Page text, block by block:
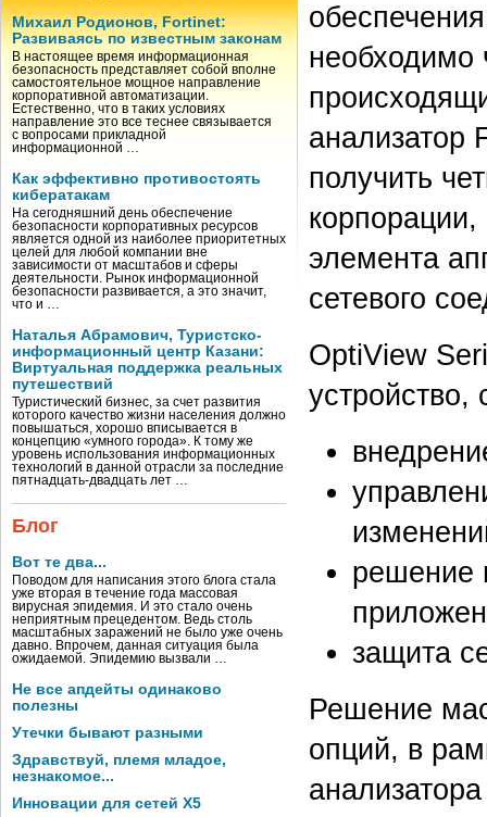
Михаил Родионов, Fortinet:
Развиваясь по известным законам
В настоящее время информационная
безопасность представляет собой вполне
самостоятельное мощное направление
корпоративной автоматизации.
Естественно, что в таких условиях
направление это все теснее связывается
с вопросами прикладной
информационной …
Как эффективно противостоять
кибератакам
На сегодняшний день обеспечение
безопасности корпоративных ресурсов
является одной из наиболее приоритетных
целей для любой компании вне
зависимости от масштабов и сферы
деятельности. Рынок информационной
безопасности развивается, а это значит,
что и …
Наталья Абрамович, Туристско-
информационный центр Казани:
Виртуальная поддержка реальных
путешествий
Туристический бизнес, за счет развития
которого качество жизни населения должно
повышаться, хорошо вписывается в
концепцию «умного города». К тому же
уровень использования информационных
технологий в данной отрасли за последние
пятнадцать-двадцать лет …
Блог
Вот те два...
Поводом для написания этого блога стала
уже вторая в течение года массовая
вирусная эпидемия. И это стало очень
неприятным прецедентом. Ведь столь
масштабных заражений не было уже очень
давно. Впрочем, данная ситуация была
ожидаемой. Эпидемию вызвали …
Не все апдейты одинаково
полезны
Утечки бывают разными
Здравствуй, племя младое,
незнакомое...
Инновации для сетей X5
необходимо
анализатор
получить
элемента
сетевого
OptiView
устройство,
решение
защита
Решение
опций, в